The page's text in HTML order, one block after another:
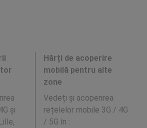
și
Hărți de acoperire
mobilă pentru alte
zone
Vedeți și acoperirea
rețelelor mobile 3G / 4G
/ 5G în :